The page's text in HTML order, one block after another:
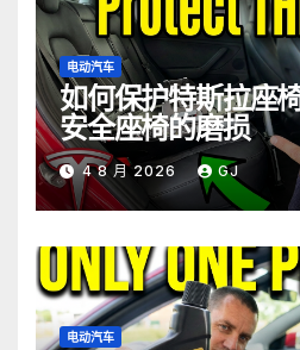
电动汽车
如何保护特斯拉座
安全座椅的磨损
4 8 月 2026 GJ
电动汽车